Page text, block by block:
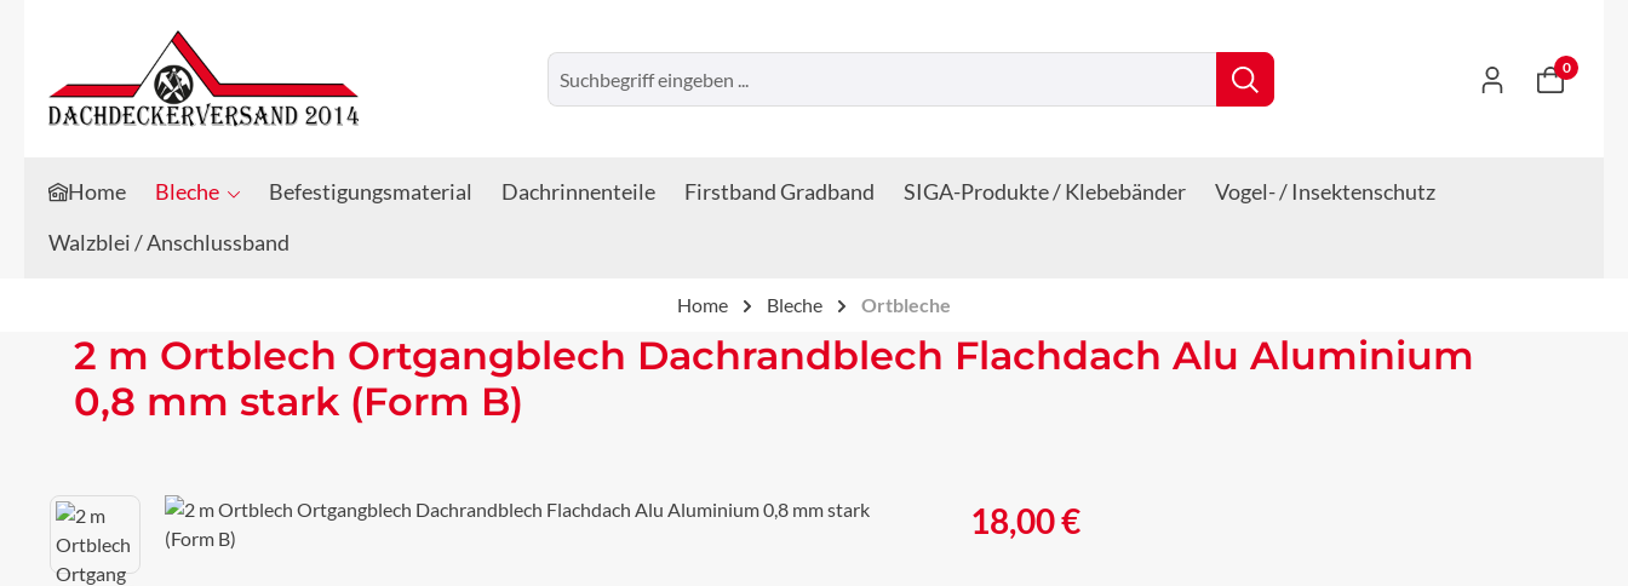
Zum Hauptinhalt springen
Zur Suche springen
0
Home Bleche Befestigungsmaterial Dachrinnenteile Firstband Gradband SIGA-Produkte / Klebebänder
Vogel- / Insektenschutz
Walzblei / Anschlussband
Home Bleche Ortbleche
2 m Ortblech Ortgangblech Dachrandblech Flachdach Alu Aluminium
0,8 mm stark (Form B)
Bildergalerie überspringen Regulärer Preis:
18,00 €